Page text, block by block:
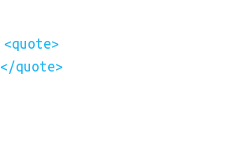
<quote>
</quote>